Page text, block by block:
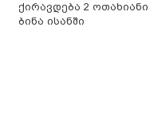
ქირავდება 2 ოთახიანი
ბინა ისანში